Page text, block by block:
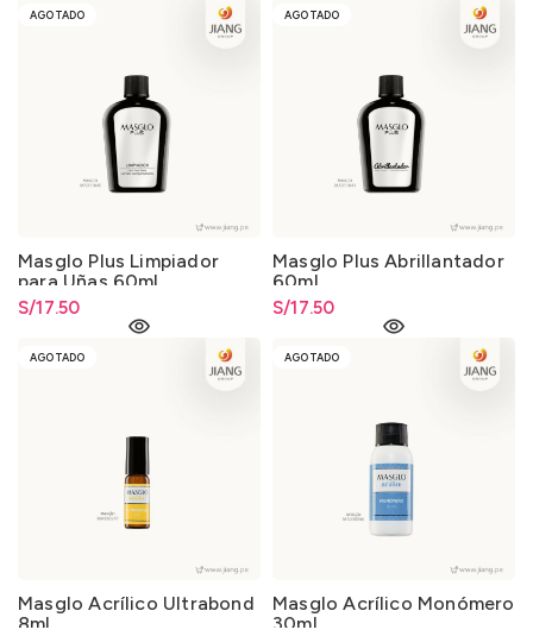
AGOTADO
Masglo Plus Limpiador
para Uñas 60ml.
S/17.50
AGOTADO
Masglo Plus Abrillantador
60ml.
S/17.50
AGOTADO
Masglo Acrílico Ultrabond
8ml.
AGOTADO
Masglo Acrílico Monómero
30ml.